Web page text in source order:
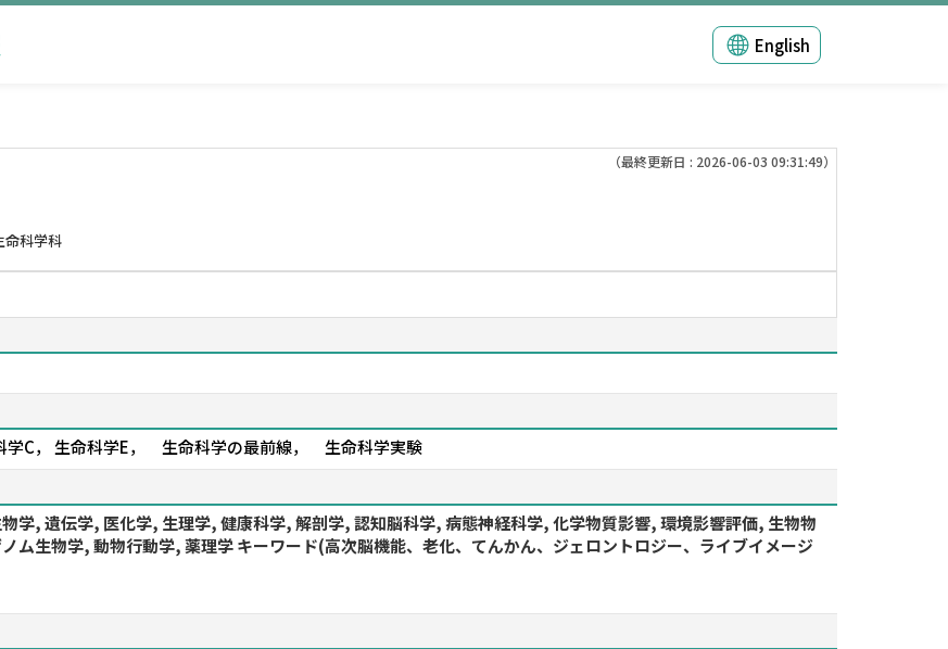
English
（最終更新日 : 2026-06-03 09:31:49）
命科学科
学C， 生命科学E， 生命科学の最前線， 生命科学実験
学, 遺伝学, 医化学, 生理学, 健康科学, 解剖学, 認知脳科学, 病態神経科学, 化学物質影響, 環境影響評価, 生物物
ム生物学, 動物行動学, 薬理学 キーワード(高次脳機能、老化、てんかん、ジェロントロジー、ライブイメージ